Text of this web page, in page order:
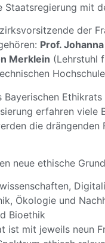
Staatsregierung mit
der
Prof.
Merklein (Lehrstuhl
Bayerischen
erfahren viele
die
neue ethische
Ökologie und
Bioethik
ist mit jeweils neun